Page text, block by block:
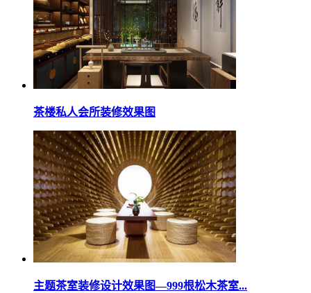
茶楼私人会所装修效果图
主题茶室装修设计效果图—999根松木茶室...